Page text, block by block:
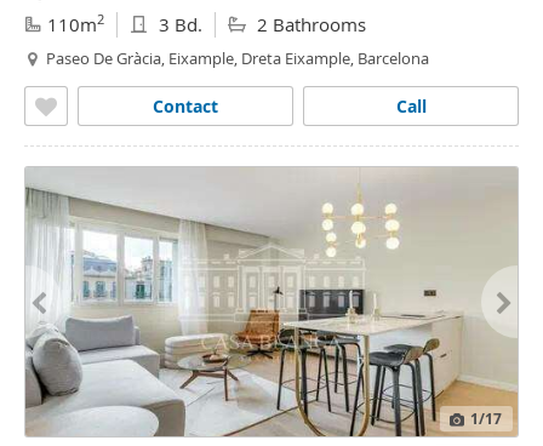
110m2 3 Bd. 2 Bathrooms
Paseo De Gràcia, Eixample, Dreta Eixample, Barcelona
Call
Contact
1/17